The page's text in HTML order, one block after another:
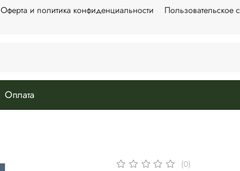
Оферта и политика конфиденциальности Пользовательское
Оплата
(0)